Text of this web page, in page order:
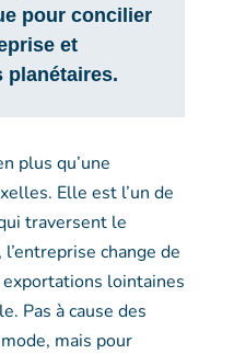
pour concilier
et
planétaires.
plus qu’une
Elle est l’un de
traversent le
change de
lointaines
Pas à cause des
mais pour